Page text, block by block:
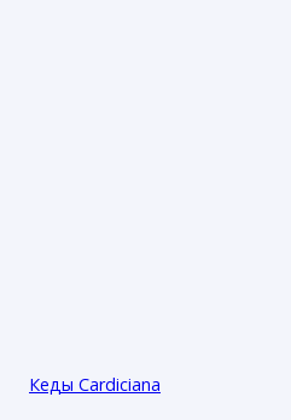
Кеды Cardiciana